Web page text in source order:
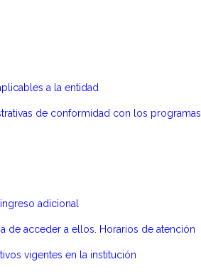
a la entidad
de conformidad con los programas
adicional
de acceder a ellos. Horarios de atención
vigentes en la institución